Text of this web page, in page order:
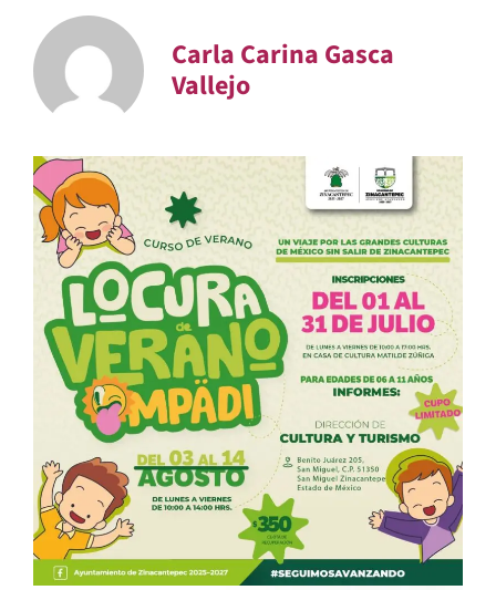
Carla Carina Gasca
Vallejo